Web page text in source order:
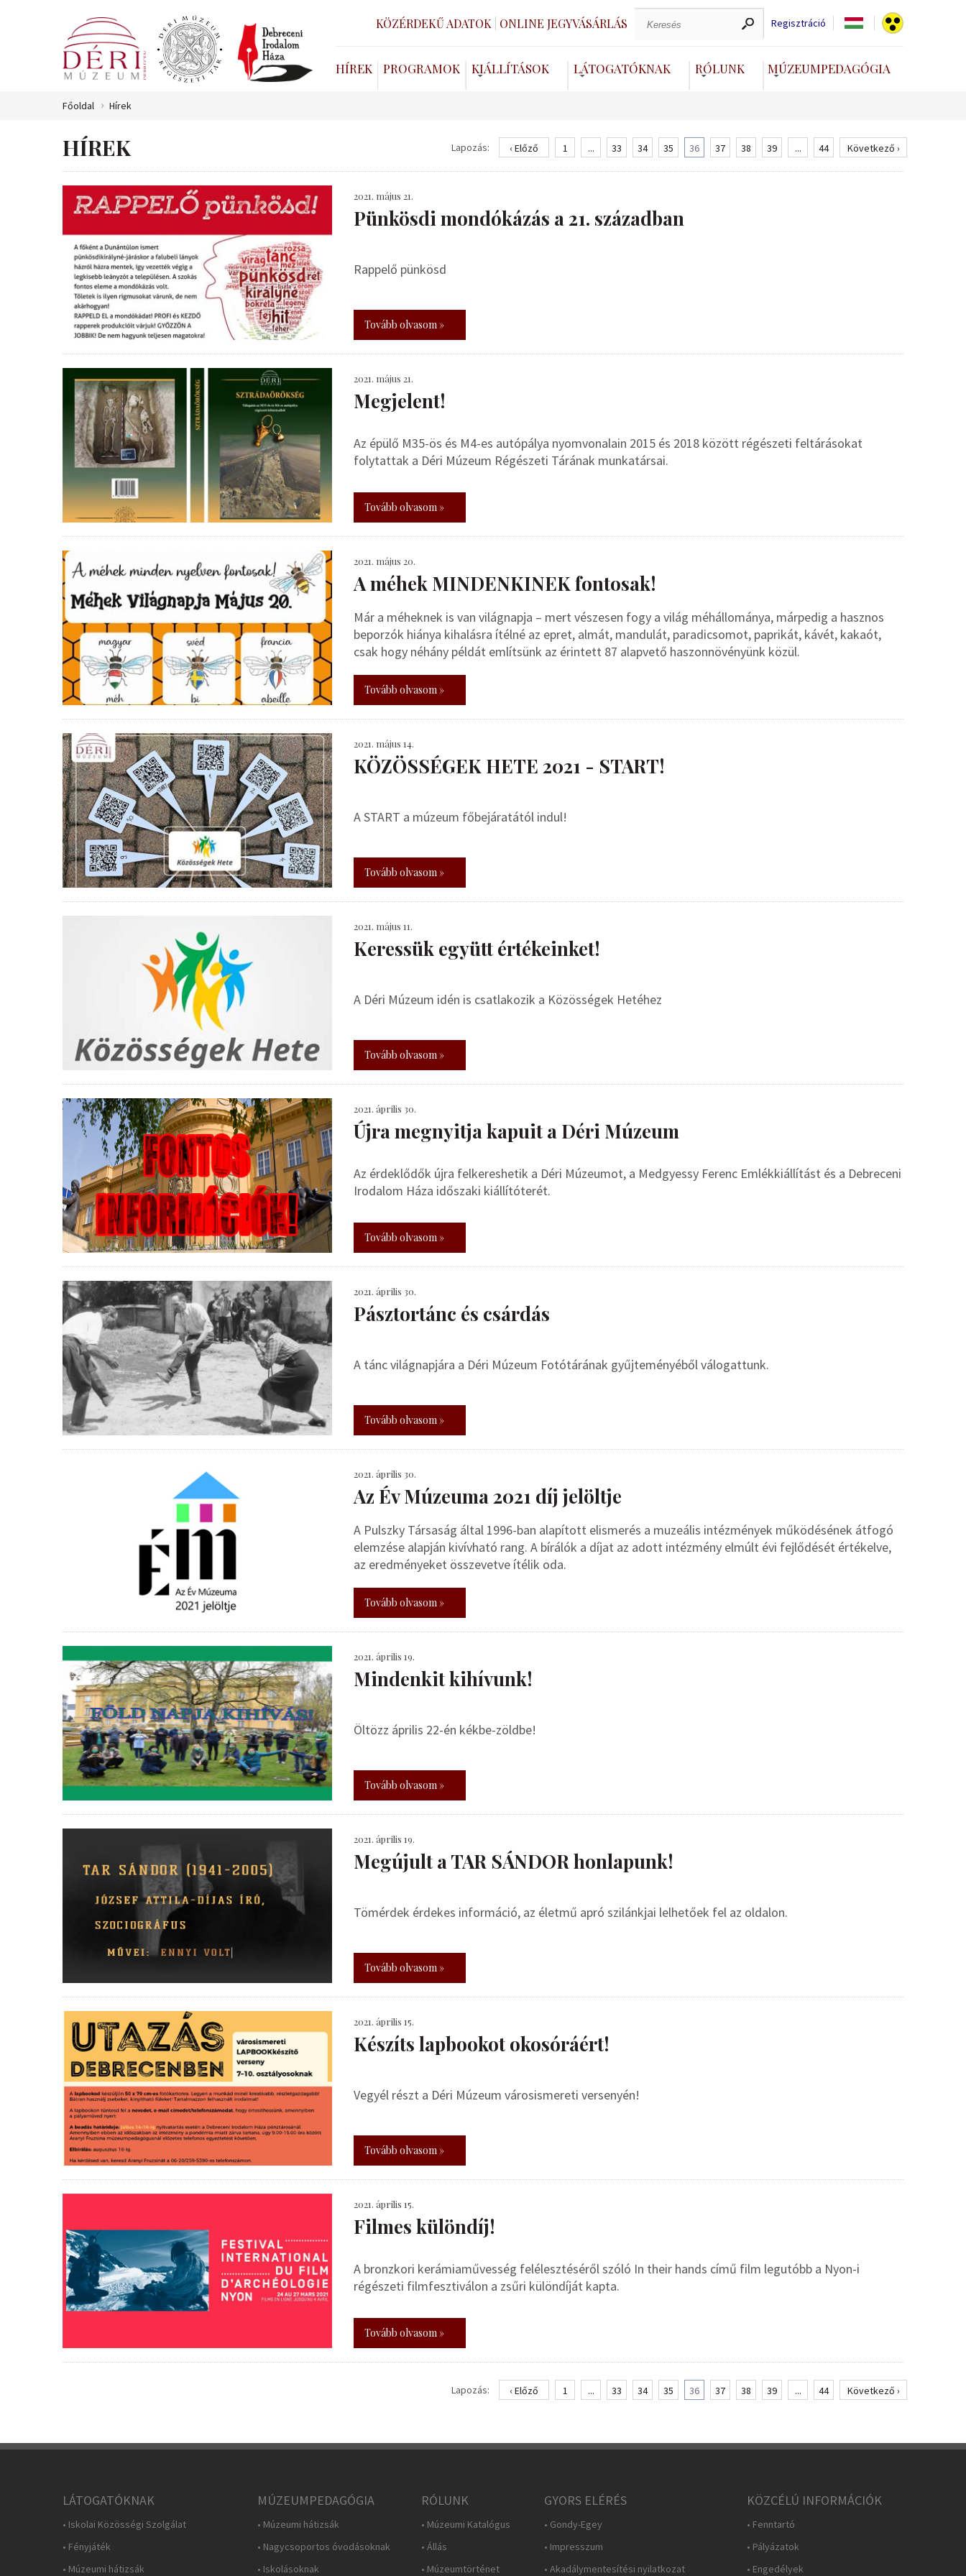
KÖZÉRDEKŰ ADATOK ONLINE JEGYVÁSÁRLÁS Regisztráció
HÍREK PROGRAMOK KIÁLLÍTÁSOK LÁTOGATÓKNAK RÓLUNK MÚZEUMPEDAGÓGIA
Főoldal Hírek
HÍREK Lapozás: ‹ Előző 1 ... 33 34 35 36 37 38 39 ... 44 Következő ›
2021. május 21.
Pünkösdi mondókázás a 21. században
Rappelő pünkösd
Tovább olvasom »
2021. május 21.
Megjelent!
Az épülő M35-ös és M4-es autópálya nyomvonalain 2015 és 2018 között régészeti feltárásokat
folytattak a Déri Múzeum Régészeti Tárának munkatársai.
Tovább olvasom »
2021. május 20.
A méhek MINDENKINEK fontosak!
Már a méheknek is van világnapja – mert vészesen fogy a világ méhállománya, márpedig a hasznos
beporzók hiánya kihalásra ítélné az epret, almát, mandulát, paradicsomot, paprikát, kávét, kakaót,
csak hogy néhány példát említsünk az érintett 87 alapvető haszonnövényünk közül.
Tovább olvasom »
2021. május 14.
KÖZÖSSÉGEK HETE 2021 - START!
A START a múzeum főbejáratától indul!
Tovább olvasom »
2021. május 11.
Keressük együtt értékeinket!
A Déri Múzeum idén is csatlakozik a Közösségek Hetéhez
Tovább olvasom »
2021. április 30.
Újra megnyitja kapuit a Déri Múzeum
Az érdeklődők újra felkereshetik a Déri Múzeumot, a Medgyessy Ferenc Emlékkiállítást és a Debreceni
Irodalom Háza időszaki kiállítóterét.
Tovább olvasom »
2021. április 30.
Pásztortánc és csárdás
A tánc világnapjára a Déri Múzeum Fotótárának gyűjteményéből válogattunk.
Tovább olvasom »
2021. április 30.
Az Év Múzeuma 2021 díj jelöltje
A Pulszky Társaság által 1996-ban alapított elismerés a muzeális intézmények működésének átfogó
elemzése alapján kivívható rang. A bírálók a díjat az adott intézmény elmúlt évi fejlődését értékelve,
az eredményeket összevetve ítélik oda.
Tovább olvasom »
2021. április 19.
Mindenkit kihívunk!
Öltözz április 22-én kékbe-zöldbe!
Tovább olvasom »
2021. április 19.
Megújult a TAR SÁNDOR honlapunk!
Tömérdek érdekes információ, az életmű apró szilánkjai lelhetőek fel az oldalon.
Tovább olvasom »
2021. április 15.
Készíts lapbookot okosóráért!
Vegyél részt a Déri Múzeum városismereti versenyén!
Tovább olvasom »
2021. április 15.
Filmes különdíj!
A bronzkori kerámiaművesség felélesztéséről szóló In their hands című film legutóbb a Nyon-i
régészeti filmfesztiválon a zsűri különdíját kapta.
Tovább olvasom »
Lapozás: ‹ Előző 1 ... 33 34 35 36 37 38 39 ... 44 Következő ›
LÁTOGATÓKNAK
• Iskolai Közösségi Szolgálat
• Fényjáték
• Múzeumi hátizsák
MÚZEUMPEDAGÓGIA
• Múzeumi hátizsák
• Nagycsoportos óvodásoknak
• Iskolásoknak
RÓLUNK
• Múzeumi Katalógus
• Állás
• Múzeumtörténet
GYORS ELÉRÉS
• Gondy-Egey
• Impresszum
• Akadálymentesítési nyilatkozat
KÖZCÉLÚ INFORMÁCIÓK
• Fenntartó
• Pályázatok
• Engedélyek